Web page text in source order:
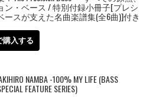
ン・ベース / 特別付録小冊子[プレシ
ースが支えた名曲楽譜集(全6曲)]付き
購入する
NAMBA -100% MY LIFE (BASS
FEATURE SERIES)